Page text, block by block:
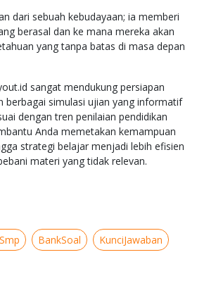
dari sebuah kebudayaan; ia memberi
berasal dan ke mana mereka akan
yang tanpa batas di masa depan
sangat mendukung persiapan
berbagai simulasi ujian yang informatif
dengan tren penilaian pendidikan
Anda memetakan kemampuan
strategi belajar menjadi lebih efisien
materi yang tidak relevan.
BankSoal KunciJawaban